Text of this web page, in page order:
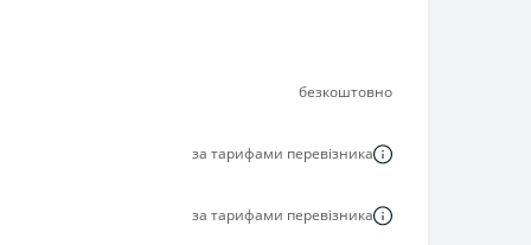
безкоштовно
за тарифами перевізника
за тарифами перевізника